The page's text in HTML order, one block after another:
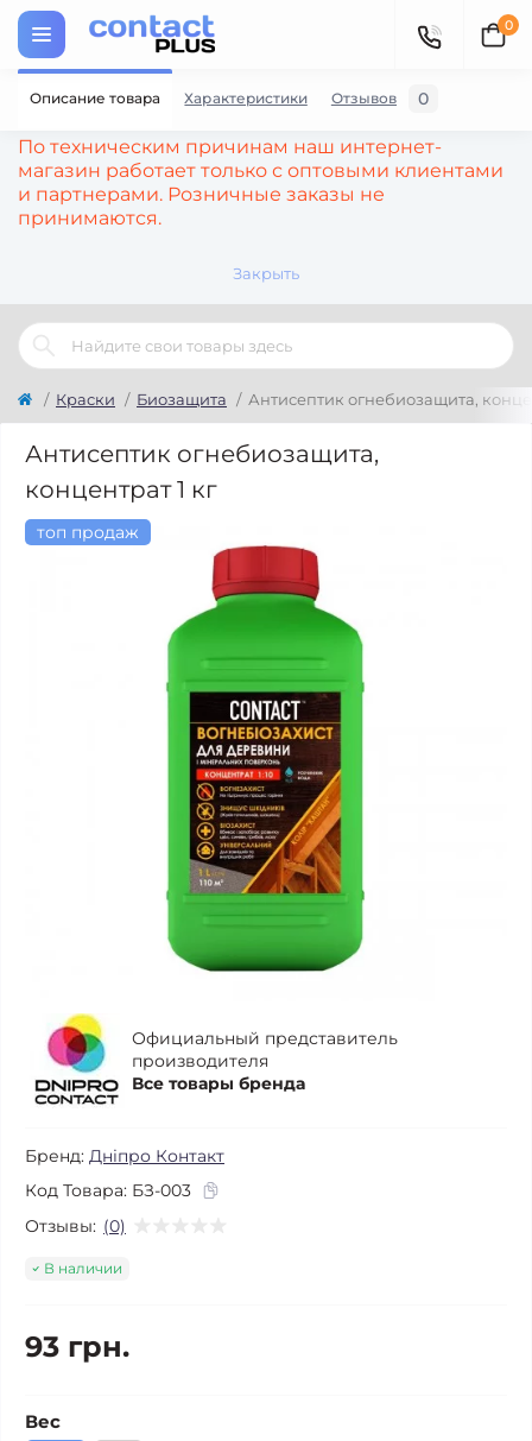
По техническим причинам наш интернет-
магазин работает только с оптовыми клиентами
и партнерами. Розничные заказы не
принимаются.
Закрыть
0
Краски Биозащита Антисептик огнебиозащита,
Антисептик огнебиозащита,
концентрат 1 кг
топ продаж
Официальный представитель
производителя
Все товары бренда
Бренд: Дніпро Контакт
Код Товара: БЗ-003
Отзывы: (0)
В наличии
93 грн.
Вес
Описание товара Характеристики Отзывов 0